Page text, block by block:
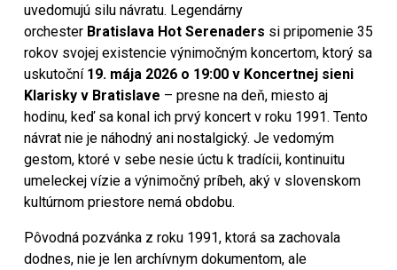
uvedomujú silu návratu. Legendárny
orchester Bratislava Hot Serenaders si pripomenie 35
rokov svojej existencie výnimočným koncertom, ktorý sa
uskutoční 19. mája 2026 o 19:00 v Koncertnej sieni
Klarisky v Bratislave – presne na deň, miesto aj
hodinu, keď sa konal ich prvý koncert v roku 1991. Tento
návrat nie je náhodný ani nostalgický. Je vedomým
gestom, ktoré v sebe nesie úctu k tradícii, kontinuitu
umeleckej vízie a výnimočný príbeh, aký v slovenskom
kultúrnom priestore nemá obdobu.
Pôvodná pozvánka z roku 1991, ktorá sa zachovala
dodnes, nie je len archívnym dokumentom, ale